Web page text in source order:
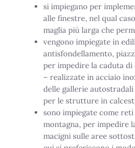
si impiegano per
alle finestre, nel qual
maglia più larga che
vengono impiegate in
antisfondellamento,
per impedire la caduta
– realizzate in acciaio
delle gallerie
per le strutture in
sono impiegate come
montagna, per impedire
macigni sulle aree